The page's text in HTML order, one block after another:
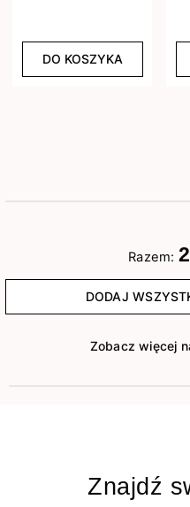
DO KOSZYKA
Razem:
DODAJ
Zobacz więcej
Znajdź